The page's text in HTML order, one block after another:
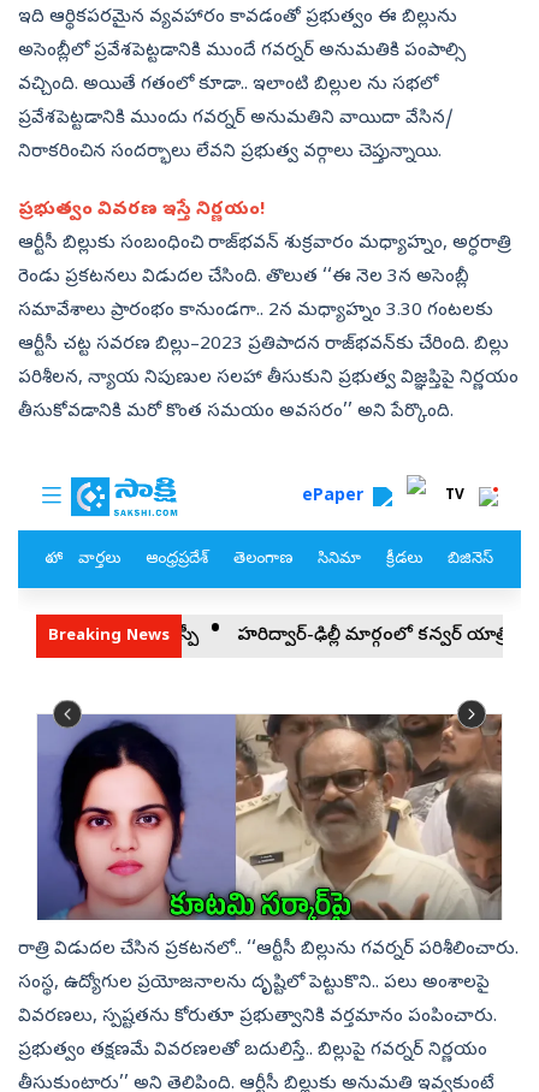
ఇది ఆర్థికపరమైన వ్యవహారం కావడంతో ప్రభుత్వం ఈ బిల్లును
అసెంబ్లీలో ప్రవేశపెట్టడానికి ముందే గవర్నర్‌ అనుమతికి పంపాల్సి
వచ్చింది. అయితే గతంలో కూడా.. ఇలాంటి బిల్లుల ను సభలో
ప్రవేశపెట్టడానికి ముందు గవర్నర్‌ అనుమతిని వాయిదా వేసిన/
నిరాకరించిన సందర్భాలు లేవని ప్రభుత్వ వర్గాలు చెప్తున్నాయి.
ప్రభుత్వం వివరణ ఇస్తే నిర్ణయం!
ఆర్టీసీ బిల్లుకు సంబంధించి రాజ్‌భవన్‌ శుక్రవారం మధ్యాహ్నం, అర్ధరాత్రి
రెండు ప్రకటనలు విడుదల చేసింది. తొలుత ‘‘ఈ నెల 3న అసెంబ్లీ
సమావేశాలు ప్రారంభం కానుండగా.. 2న మధ్యాహ్నం 3.30 గంటలకు
ఆర్టీసీ చట్ట సవరణ బిల్లు–2023 ప్రతిపాదన రాజ్‌భవన్‌కు చేరింది. బిల్లు
పరిశీలన, న్యాయ నిపుణుల సలహా తీసుకుని ప్రభుత్వ విజ్ఞప్తిపై నిర్ణయం
తీసుకోవడానికి మరో కొంత సమయం అవసరం’’ అని పేర్కొంది.
రాత్రి విడుదల చేసిన ప్రకటనలో.. ‘‘ఆర్టీసీ బిల్లును గవర్నర్‌ పరిశీలించారు.
సంస్థ, ఉద్యోగుల ప్రయోజనాలను దృష్టిలో పెట్టుకొని.. పలు అంశాలపై
వివరణలు, స్పష్టతను కోరుతూ ప్రభుత్వానికి వర్తమానం పంపించారు.
ప్రభుత్వం తక్షణమే వివరణలతో బదులిస్తే.. బిల్లుపై గవర్నర్‌ నిర్ణయం
తీసుకుంటారు’’ అని తెలిపింది. ఆర్టీసీ బిల్లుకు అనుమతి ఇవ్వకుంటే